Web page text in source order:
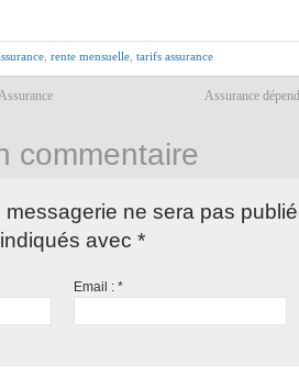
rente mensuelle tarifs assurance
Assurance
commentaire
ne sera pas
avec *
Email :*